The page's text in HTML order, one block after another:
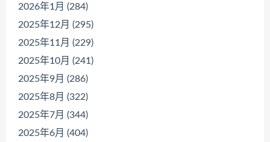
2026年1月 (284)
2025年12月 (295)
2025年11月 (229)
2025年10月 (241)
2025年9月 (286)
2025年8月 (322)
2025年7月 (344)
2025年6月 (404)